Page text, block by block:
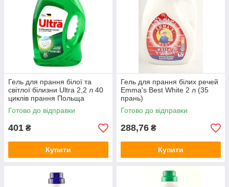
Гель для прання білої та
світлої білизни Ultra 2,2 л 40
циклів прання Польща
Готово до відправки
401 ₴
Купити
Гель для прання білих речей
Emma's Best White 2 л (35
прань)
Готово до відправки
288,76 ₴
Купити